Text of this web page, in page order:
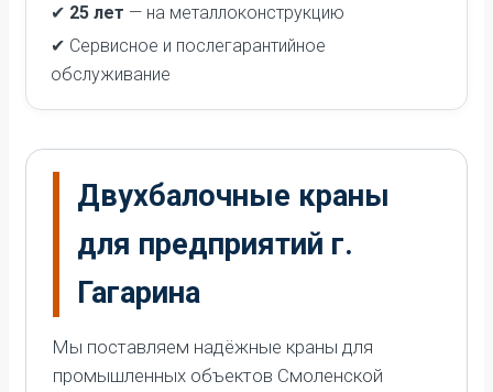
✔ 25 лет — на металлоконструкцию
✔ Сервисное и послегарантийное
обслуживание
Двухбалочные краны
для предприятий г.
Гагарина
Мы поставляем надёжные краны для
промышленных объектов Смоленской